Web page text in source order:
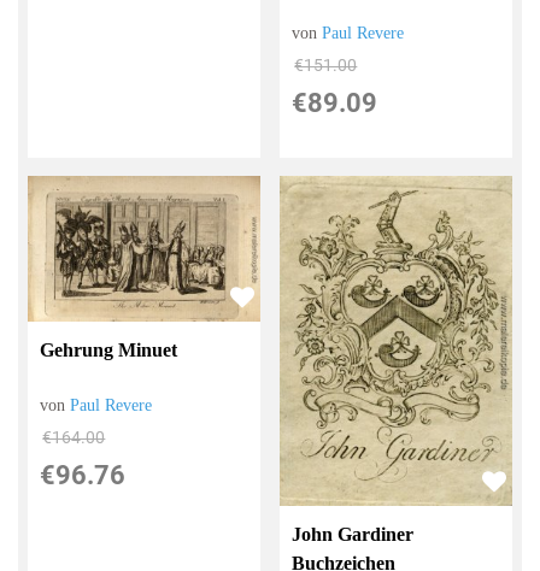
vonPaul Revere
€151.00
€89.09
Gehrung Minuet
vonPaul Revere
€164.00
€96.76
John Gardiner
Buchzeichen